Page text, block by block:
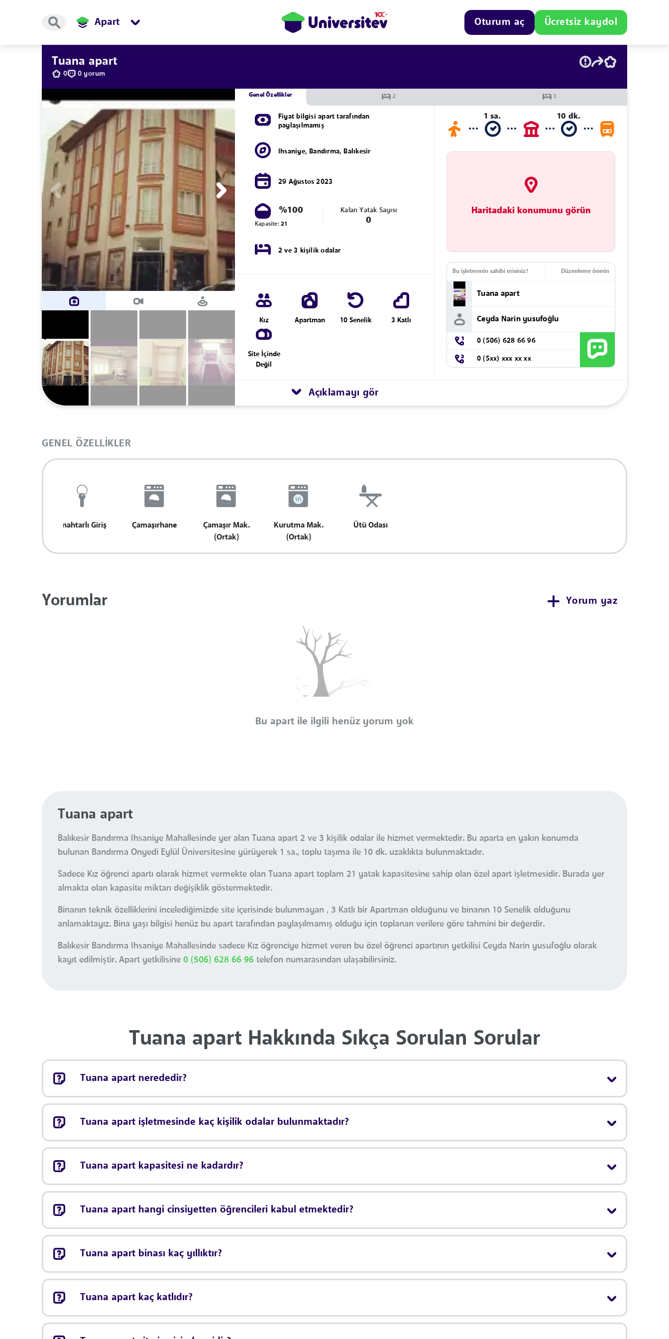
Apart Oturum aç Ücretsiz kaydol
Tuana apart
0 0 yorum
Genel Özellikler
Fiyat bilgisi apart tarafından
paylaşılmamış
Ihsaniye, Bandırma, Balıkesir
29 Ağustos 2023
%100
Kapasite: 21
Kalan Yatak Sayısı
0
2 ve 3 kişilik odalar
Kız Apartman 10 Senelik 3 Katlı
Site İçinde
Değil
1 sa. 10 dk.
Haritadaki konumunu görün
Bu işletmenin sahibi misiniz? Düzenleme önerin
Tuana apart
Ceyda Narin yusufoğlu
0 (506) 628 66 96
0 (5xx) xxx xx xx
Açıklamayı gör
GENEL ÖZELLIKLER
Anahtarlı Giriş Çamaşırhane
Çamaşır Mak.
(Ortak)
Kurutma Mak.
(Ortak)
Ütü Odası
Yorumlar Yorum yaz
Bu apart ile ilgili henüz yorum yok
Tuana apart
Balıkesir Bandırma Ihsaniye Mahallesinde yer alan Tuana apart 2 ve 3 kişilik odalar ile hizmet vermektedir. Bu aparta en yakın konumda
bulunan Bandırma Onyedi Eylül Üniversitesine yürüyerek 1 sa., toplu taşıma ile 10 dk. uzaklıkta bulunmaktadır.
Sadece Kız öğrenci apartı olarak hizmet vermekte olan Tuana apart toplam 21 yatak kapasitesine sahip olan özel apart işletmesidir. Burada yer
almakta olan kapasite miktarı değişiklik göstermektedir.
Binanın teknik özelliklerini incelediğimizde site içerisinde bulunmayan , 3 Katlı bir Apartman olduğunu ve binanın 10 Senelik olduğunu
anlamaktayız. Bina yaşı bilgisi henüz bu apart tarafından paylaşılmamış olduğu için toplanan verilere göre tahmini bir değerdir.
Balıkesir Bandırma Ihsaniye Mahallesinde sadece Kız öğrenciye hizmet veren bu özel öğrenci apartının yetkilisi Ceyda Narin yusufoğlu olarak
kayıt edilmiştir. Apart yetkilisine 0 (506) 628 66 96 telefon numarasından ulaşabilirsiniz.
Tuana apart Hakkında Sıkça Sorulan Sorular
Tuana apart nerededir?
Tuana apart işletmesinde kaç kişilik odalar bulunmaktadır?
Tuana apart kapasitesi ne kadardır?
Tuana apart hangi cinsiyetten öğrencileri kabul etmektedir?
Tuana apart binası kaç yıllıktır?
Tuana apart kaç katlıdır?